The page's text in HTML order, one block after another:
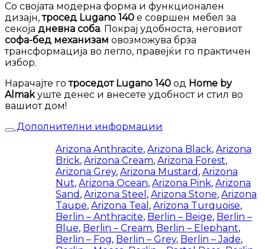
Со својата модерна форма и функционален
дизајн,тросед Lugano 140 е совршен мебел за
секоја дневна соба. Покрај удобноста, неговиот
софа-бед механизам овозможува брза
трансформација во легло, правејќи го практичен
избор.
Нарачајте готроседот Lugano 140 од Home by
Almakуште денес и внесете удобност и стил во
вашиот дом!
Дополнителни информации
Arizona Anthracite, Arizona Black, Arizona
Brick, Arizona Cream, Arizona Forest,
Arizona Grey, Arizona Mustard , Arizona
Nut, Arizona Ocean, Arizona Pink, Arizona
Sand , Arizona Steel , Arizona Stone, Arizona
Taupe, Arizona Teal , Arizona Turquoise,
Berlin – Anthracite, Berlin – Beige, Berlin –
Blue, Berlin – Cream, Berlin – Elephant,
Berlin – Fog, Berlin – Grey, Berlin – Jade,